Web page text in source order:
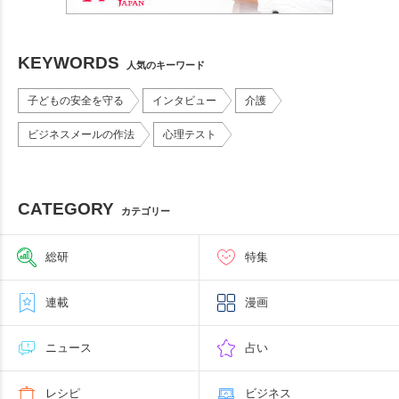
KEYWORDS 人気のキーワード
子どもの安全を守る インタビュー 介護
ビジネスメールの作法 心理テスト
CATEGORY カテゴリー
総研 特集
連載 漫画
ニュース 占い
レシピ ビジネス